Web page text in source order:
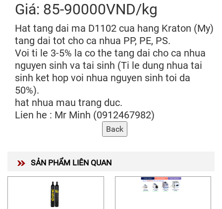
Giá: 85-90000VND/kg
Hat tang dai ma D1102 cua hang Kraton (My)
tang dai tot cho ca nhua PP, PE, PS.
Voi ti le 3-5% la co the tang dai cho ca nhua
nguyen sinh va tai sinh (Ti le dung nhua tai
sinh ket hop voi nhua nguyen sinh toi da
50%).
hat nhua mau trang duc.
Lien he : Mr Minh (0912467982)
SẢN PHẨM LIÊN QUAN